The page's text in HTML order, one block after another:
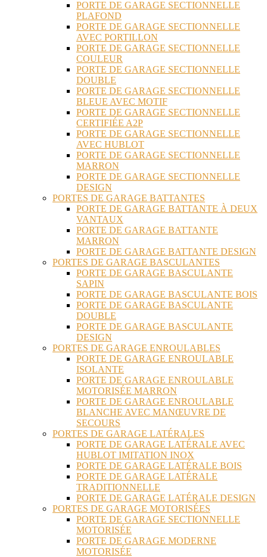
PORTE DE GARAGE SECTIONNELLE
PLAFOND
PORTE DE GARAGE SECTIONNELLE
AVEC PORTILLON
PORTE DE GARAGE SECTIONNELLE
COULEUR
PORTE DE GARAGE SECTIONNELLE
DOUBLE
PORTE DE GARAGE SECTIONNELLE
BLEUE AVEC MOTIF
PORTE DE GARAGE SECTIONNELLE
CERTIFIÉE A2P
PORTE DE GARAGE SECTIONNELLE
AVEC HUBLOT
PORTE DE GARAGE SECTIONNELLE
MARRON
PORTE DE GARAGE SECTIONNELLE
DESIGN
PORTES DE GARAGE BATTANTES
PORTE DE GARAGE BATTANTE À DEUX
VANTAUX
PORTE DE GARAGE BATTANTE
MARRON
PORTE DE GARAGE BATTANTE DESIGN
PORTES DE GARAGE BASCULANTES
PORTE DE GARAGE BASCULANTE
SAPIN
PORTE DE GARAGE BASCULANTE BOIS
PORTE DE GARAGE BASCULANTE
DOUBLE
PORTE DE GARAGE BASCULANTE
DESIGN
PORTES DE GARAGE ENROULABLES
PORTE DE GARAGE ENROULABLE
ISOLANTE
PORTE DE GARAGE ENROULABLE
MOTORISÉE MARRON
PORTE DE GARAGE ENROULABLE
BLANCHE AVEC MANŒUVRE DE
SECOURS
PORTES DE GARAGE LATÉRALES
PORTE DE GARAGE LATÉRALE AVEC
HUBLOT IMITATION INOX
PORTE DE GARAGE LATÉRALE BOIS
PORTE DE GARAGE LATÉRALE
TRADITIONNELLE
PORTE DE GARAGE LATÉRALE DESIGN
PORTES DE GARAGE MOTORISÉES
PORTE DE GARAGE SECTIONNELLE
MOTORISÉE
PORTE DE GARAGE MODERNE
MOTORISÉE